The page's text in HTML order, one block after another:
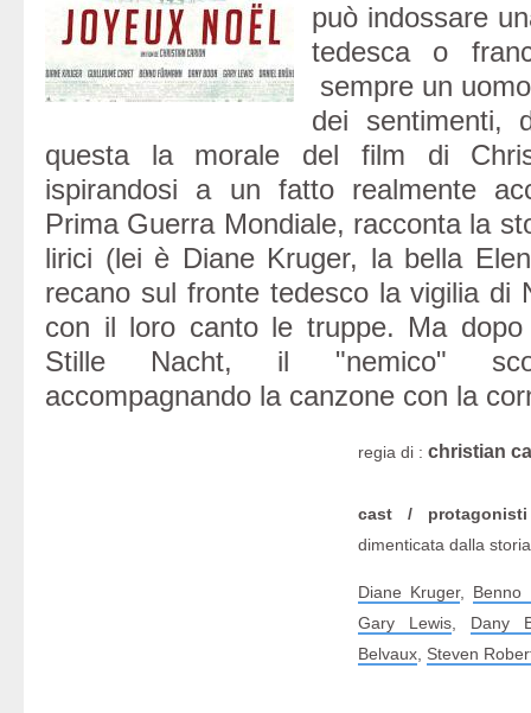
può indossare
tedesca o
sempre un
dei sentimenti,
questa la morale del film di
ispirandosi a un fatto realmente
Prima Guerra Mondiale, racconta la
lirici (lei è Diane Kruger, la bella
recano sul fronte tedesco la vigilia di
con il loro canto le truppe. Ma
Stille Nacht, il "nemico"
accompagnando la canzone con la
regia di : christian
cast / protagonisti
dimenticata dalla
Diane Kruger, Benno
Gary Lewis, Dany
Belvaux Steven